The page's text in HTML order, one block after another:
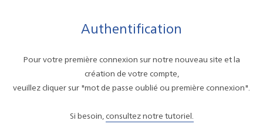
Authentification
Pour votre première connexion sur notre nouveau site et la
création de votre compte,
veuillez cliquer sur "mot de passe oublié ou première connexion".
Si besoin, consultez notre tutoriel.